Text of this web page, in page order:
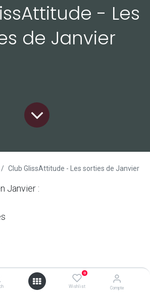
0
Wishlist Compte
- Les
de Janvier
Club GlissAttitude - Les sorties de Janvier
Janvier :
Meribel